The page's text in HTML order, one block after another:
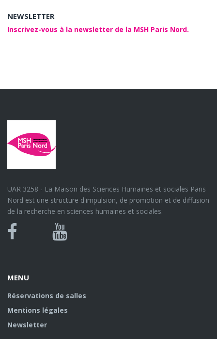
NEWSLETTER
Inscrivez-vous à la newsletter de la MSH Paris Nord.
UAR 3258 - La Maison des Sciences Humaines et sociales Paris
Nord est une structure d'impulsion, de promotion et de diffusion
de la recherche en sciences humaines et sociales.
Bluesky
Canal
MENU
Réservations de salles
Mentions légales
Newsletter